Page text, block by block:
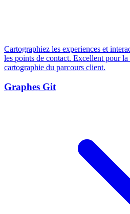
Cartographiez les experiences et
les points de contact. Excellent pour
cartographie du parcours client.
Graphes Git